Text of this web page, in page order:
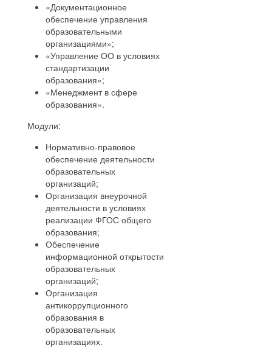
«Документационное
обеспечение управления
образовательными
организациями»;
«Управление ОО в условиях
стандартизации
образования»;
«Менеджмент в сфере
образования».
Модули:
Нормативно-правовое
обеспечение деятельности
образовательных
организаций;
Организация внеурочной
деятельности в условиях
реализации ФГОС общего
образования;
Обеспечение
информационной открытости
образовательных
организаций;
Организация
антикоррупционного
образования в
образовательных
организациях.